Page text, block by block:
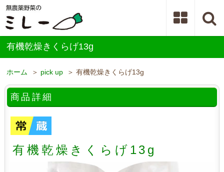
有機乾燥きくらげ13g
ホーム ＞ pick up ＞ 有機乾燥きくらげ13g
商品詳細
有機乾燥きくらげ13g